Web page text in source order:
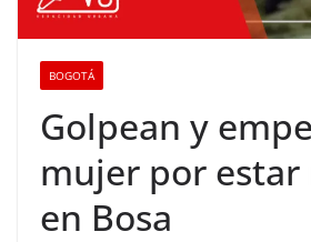
BOGOTÁ
Golpean y
mujer por
en Bosa